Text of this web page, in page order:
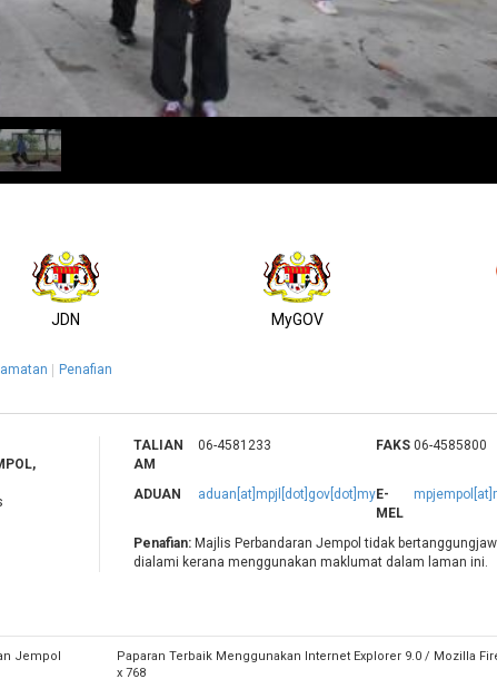
JDN MyGOV
Penafian
TALIAN
AM
06-4581233 FAKS 06-4585800
ADUAN aduan[at]mpjl[dot]gov[dot]myE-
MEL
Penafian: Majlis Perbandaran Jempol tidak
dialami kerana menggunakan maklumat dalam laman ini.
Jempol
Paparan Terbaik Menggunakan Internet Explorer 9.0 / Mozilla
x 768